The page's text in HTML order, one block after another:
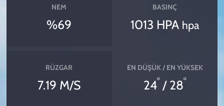
NEM
%69
BASINÇ
1013 HPA hpa
RÜZGAR
7.19 M/S
EN DÜŞÜK / EN YÜKSEK
24° / 28°